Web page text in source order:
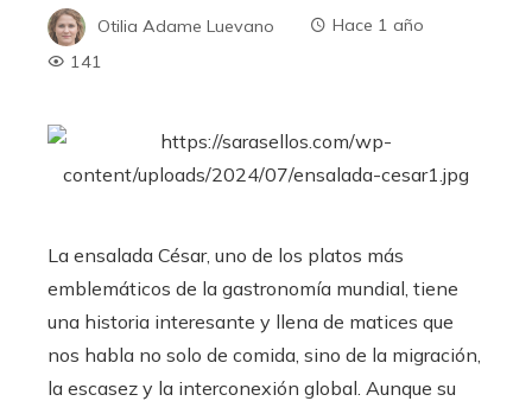
Otilia Adame Luevano
Hace 1 año
141
La ensalada César, uno de los platos más
emblemáticos de la gastronomía mundial, tiene
una historia interesante y llena de matices que
nos habla no solo de comida, sino de la migración,
la escasez y la interconexión global. Aunque su